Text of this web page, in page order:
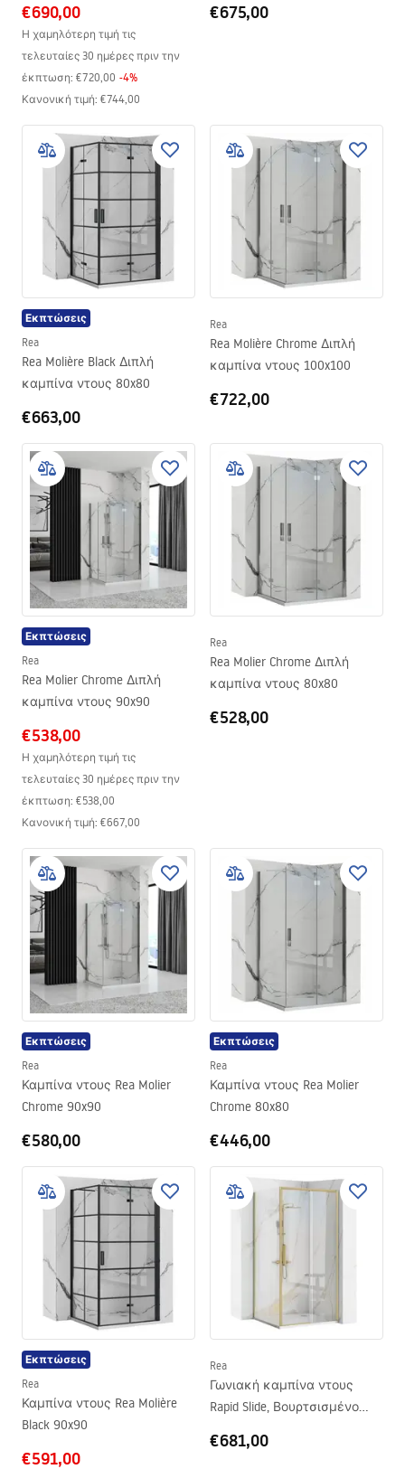
€690,00
Η χαμηλότερη τιμή τις
τελευταίες 30 ημέρες πριν την
έκπτωση: €720,00 -4%
Κανονική τιμή: €744,00
€675,00
Εκπτώσεις
Rea
Rea Molière Black Διπλή
καμπίνα ντους 80x80
€663,00
Rea
Rea Molière Chrome Διπλή
καμπίνα ντους 100x100
€722,00
Εκπτώσεις
Rea
Rea Molier Chrome Διπλή
καμπίνα ντους 90x90
€538,00
Η χαμηλότερη τιμή τις
τελευταίες 30 ημέρες πριν την
έκπτωση: €538,00
Κανονική τιμή: €667,00
Rea
Rea Molier Chrome Διπλή
καμπίνα ντους 80x80
€528,00
Εκπτώσεις
Rea
Καμπίνα ντους Rea Molier
Chrome 90x90
€580,00
Εκπτώσεις
Rea
Καμπίνα ντους Rea Molier
Chrome 80x80
€446,00
Εκπτώσεις
Rea
Καμπίνα ντους Rea Molière
Black 90x90
€591,00
Rea
Γωνιακή καμπίνα ντους
Rapid Slide, Βουρτσισμένο
€681,00